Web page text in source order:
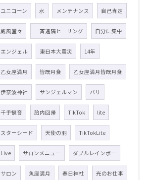
ユニコーン 水 メンテナンス 自己肯定
威風堂々 一斉遠隔ヒーリング 自分に集中
エンジェル 東日本大震災 14年
乙女座満月 皆既月食 乙女座満月皆既月食
伊奈波神社 サンジェルマン パリ
千手観音 胎内回帰 TikTok lite
スターシード 天使の羽 TikTokLite
Live サロンメニュー ダブルレインボー
サロン 魚座満月 春日神社 光のお仕事